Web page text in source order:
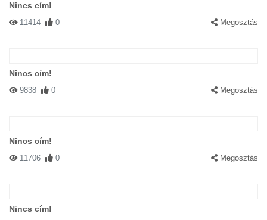
Nincs cím!
11414 0 Megosztás
Nincs cím!
9838 0 Megosztás
Nincs cím!
11706 0 Megosztás
Nincs cím!